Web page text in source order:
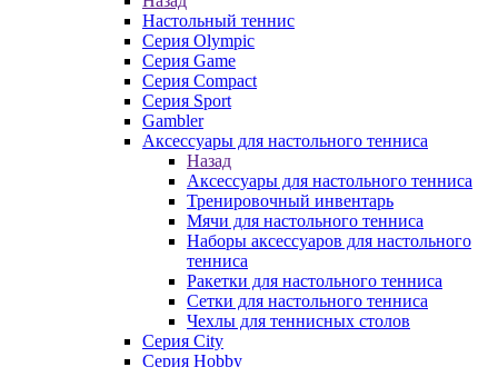
Настольный теннис
Серия Olympic
Серия Game
Серия Compact
Серия Sport
Gambler
Аксессуары для настольного тенниса
Назад
Аксессуары для настольного тенниса
Тренировочный инвентарь
Мячи для настольного тенниса
Наборы аксессуаров для настольного
тенниса
Ракетки для настольного тенниса
Сетки для настольного тенниса
Чехлы для теннисных столов
Серия City
Серия Hobby